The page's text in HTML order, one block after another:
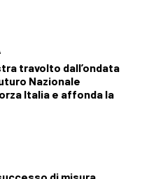
travolto dall’ondata
Nazionale
Italia e affonda la